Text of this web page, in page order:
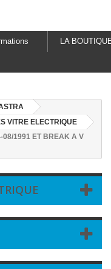
LA
VITRE ELECTRIQUE
08/1991 ET BREAK A V